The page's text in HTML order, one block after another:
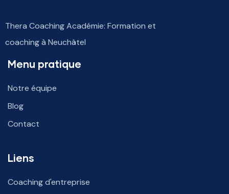
Thera Coaching Académie: Formation et
coaching à Neuchâtel
Menu pratique
Notre équipe
Blog
Contact
Liens
Coaching d'entreprise